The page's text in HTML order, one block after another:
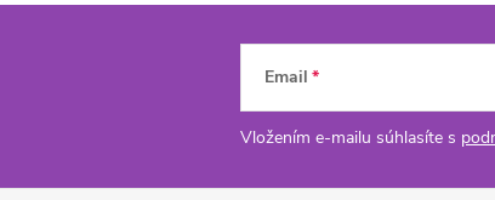
Email
Vložením e-mailu súhlasíte s